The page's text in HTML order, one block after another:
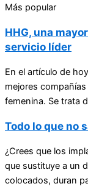
Más popular
HHG, una
servicio líder
En el artículo de
mejores
femenina. Se trata
Todo lo que no
¿Crees que los
que sustituye a un
colocados, duran